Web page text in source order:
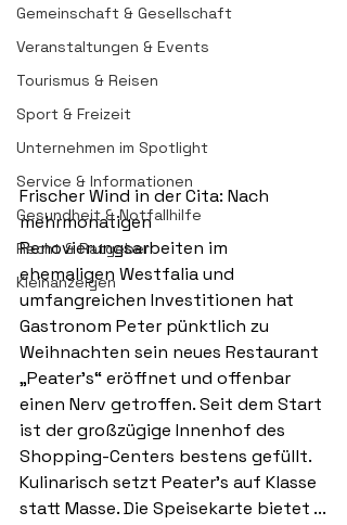
Gemeinschaft & Gesellschaft
Veranstaltungen & Events
Tourismus & Reisen
Sport & Freizeit
Unternehmen im Spotlight
Service & Informationen
Gesundheit & Notfallhilfe
Recht & Ratgeber
Kleinanzeigen
Frischer Wind in der Cita: Nach
mehrmonatigen
Renovierungsarbeiten im
ehemaligen Westfalia und
umfangreichen Investitionen hat
Gastronom Peter pünktlich zu
Weihnachten sein neues Restaurant
„Peater’s“ eröffnet und offenbar
einen Nerv getroffen. Seit dem Start
ist der großzügige Innenhof des
Shopping-Centers bestens gefüllt.
Kulinarisch setzt Peater’s auf Klasse
statt Masse. Die Speisekarte bietet ...